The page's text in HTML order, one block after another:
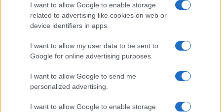
I want to allow Google to enable storage
related to advertising like cookies on web or
device identifiers in apps.
I want to allow my user data to be sent to
Google for online advertising purposes.
I want to allow Google to send me
personalized advertising.
I want to allow Google to enable storage
Bruno Costa · 6 ago 2026